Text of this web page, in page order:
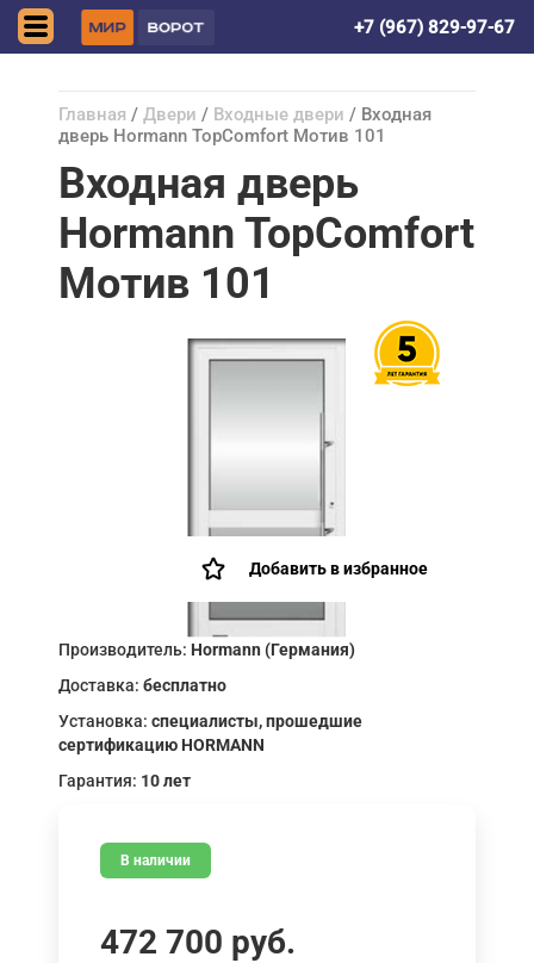
+7 (967) 829-97-67
Главная / Двери / Входные двери / Входная
дверь Hormann TopComfort Мотив 101
Входная дверь
Hormann TopComfort
Мотив 101
Добавить в избранное
Производитель: Hormann (Германия)
Доставка: бесплатно
Установка: специалисты, прошедшие
сертификацию HORMANN
Гарантия: 10 лет
В наличии
472 700 руб.